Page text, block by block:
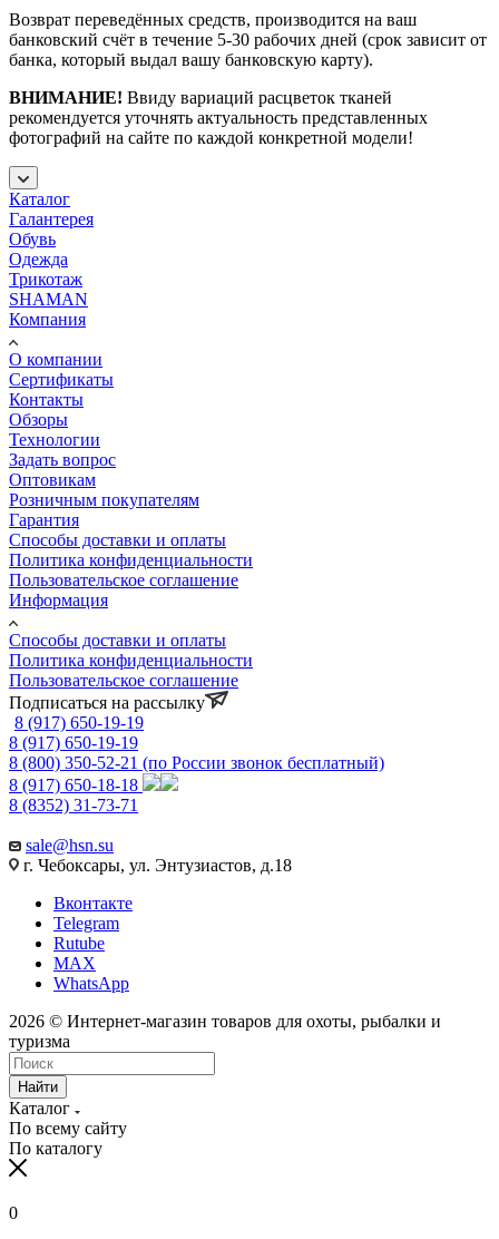
Возврат переведённых средств, производится на ваш
банковский счёт в течение 5-30 рабочих дней (срок зависит от
банка, который выдал вашу банковскую карту).
ВНИМАНИЕ! Ввиду вариаций расцветок тканей
рекомендуется уточнять актуальность представленных
фотографий на сайте по каждой конкретной модели!
Каталог
Галантерея
Обувь
Одежда
Трикотаж
SHAMAN
Компания
О компании
Сертификаты
Контакты
Обзоры
Технологии
Задать вопрос
Оптовикам
Розничным покупателям
Гарантия
Способы доставки и оплаты
Политика конфиденциальности
Пользовательское соглашение
Информация
Способы доставки и оплаты
Политика конфиденциальности
Пользовательское соглашение
Подписаться на рассылку
8 (917) 650-19-19
8 (917) 650-19-19
8 (800) 350-52-21 (по России звонок бесплатный)
8 (917) 650-18-18
8 (8352) 31-73-71
sale@hsn.su
г. Чебоксары, ул. Энтузиастов, д.18
Вконтакте
Telegram
Rutube
MAX
WhatsApp
2026 © Интернет-магазин товаров для охоты, рыбалки и
туризма
Найти
Каталог
По всему сайту
По каталогу
0